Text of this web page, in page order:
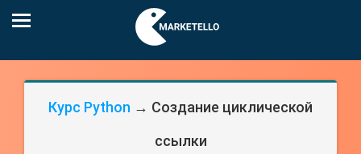
Курс Python → Создание циклической
ссылки